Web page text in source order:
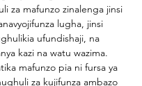
za mafunzo zinalenga jinsi
lugha, jinsi
ufundishaji, na
kazi na watu wazima.
mafunzo pia ni fursa ya
za kujifunza ambazo